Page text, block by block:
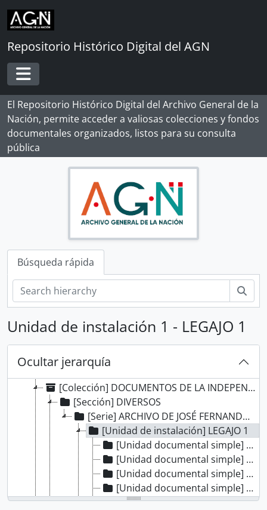
Skip to main content
Repositorio Histórico Digital del AGN
Toggle navigation
El Repositorio Histórico Digital del Archivo General de la
Nación, permite acceder a valiosas colecciones y fondos
documentales organizados, listos para su consulta
pública
Búsqueda rápida
Unidad de instalación 1 - LEGAJO 1
Ocultar jerarquía
[Record group] ARCHIVO HISTÓRICO
[Agrupación documental] FONDOS INSTITUCIONALES
[Agrupación documental] FONDOS FÁCTICOS
[Agrupación documental] PROTOCOLOS NOTARIALES
[Colección] ALBERTO ROSAS SILES
[Colección] ALFONSO MADALENGOITIA ALBRECHT
[Colección] ANGÉLICA PALMA
[Colección] BERNARDO MORAWSKY
[Colección] DOCUMENTOS DE LA INDEPENDENCIA DEL PERÚ EN EL AGI
[Sección] DIVERSOS
[Serie] ARCHIVO DE JOSÉ FERNANDO DE ABASCAL
[Unidad de instalación] LEGAJO 1
[Unidad documental simple] Real orden
[Unidad documental simple] Oficio
[Unidad documental simple] Oficio
[Unidad documental simple] Real orden
[Unidad documental simple] Oficio